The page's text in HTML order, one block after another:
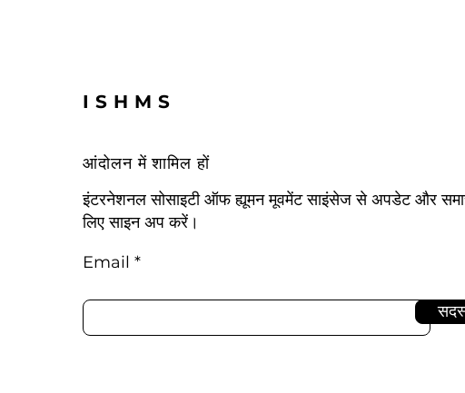
ISHMS
आंदोलन में शामिल हों
इंटरनेशनल सोसाइटी ऑफ ह्यूमन मूवमेंट साइंसेज से अपडेट और
लिए साइन अप करें।
Email